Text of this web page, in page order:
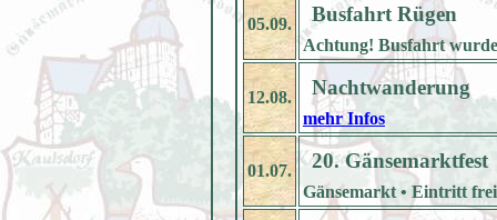
05.09. Busfahrt Rügen
Achtung! Busfahrt
12.08. Nachtwanderung
mehr Infos
01.07. 20. Gänsemarktfest
Gänsemarkt • Eintritt